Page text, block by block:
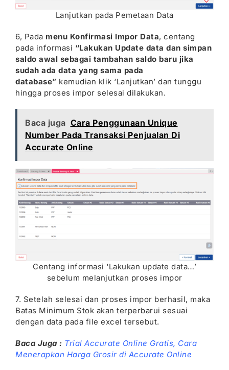
Lanjutkan pada Pemetaan Data
6, Pada menu Konfirmasi Impor Data, centang
pada informasi “Lakukan Update data dan simpan
saldo awal sebagai tambahan saldo baru jika
sudah ada data yang sama pada
database” kemudian klik ‘Lanjutkan’ dan tunggu
hingga proses impor selesai dilakukan.
Baca juga Cara Penggunaan Unique
Number Pada Transaksi Penjualan Di
Accurate Online
Centang informasi ‘Lakukan update data…’
sebelum melanjutkan proses impor
7. Setelah selesai dan proses impor berhasil, maka
Batas Minimum Stok akan terperbarui sesuai
dengan data pada file excel tersebut.
Baca Juga : Trial Accurate Online Gratis, Cara
Menerapkan Harga Grosir di Accurate Online